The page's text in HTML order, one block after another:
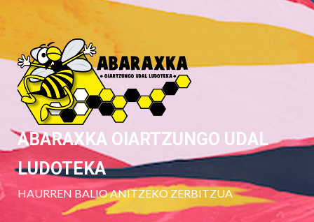
to
content
ABARAXKA OIARTZUNGO UDAL
LUDOTEKA
HAURREN BALIO ANITZEKO ZERBITZUA